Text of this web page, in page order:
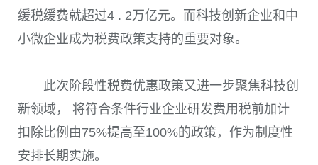
缓税缓费就超过4 . 2万亿元。而科技创新企业和中
小微企业成为税费政策支持的重要对象。
此次阶段性税费优惠政策又进一步聚焦科技创
新领域， 将符合条件行业企业研发费用税前加计
扣除比例由75%提高至100%的政策，作为制度性
安排长期实施。